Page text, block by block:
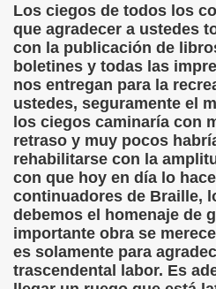
Los ciegos de todos los
que agradecer a ustedes
con la publicación de
boletines y todas las
nos entregan para la
ustedes, seguramente el
los ciegos caminaría con
retraso y muy pocos
rehabilitarse con la
con que hoy en día lo
continuadores de Braille,
debemos el homenaje de
importante obra se
es solamente para
trascendental labor. Es
Borrás)
Social, Córdoba 03-03-
de Sor Sacramento)
Elissalde)
1ª Escuela de Ciegos
06-09 (Pedro Zurita)
(Francisco Javier